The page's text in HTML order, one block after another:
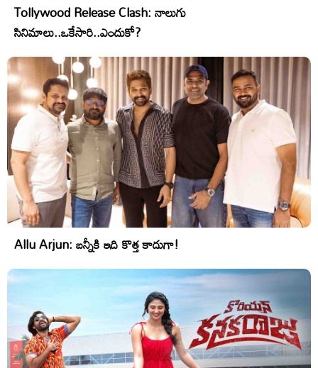
Tollywood Release Clash: నాలుగు
సినిమాలు..ఒకేసారి..ఎందుకో?
Allu Arjun: బన్నీకి ఇది కొత్త కాదుగా!